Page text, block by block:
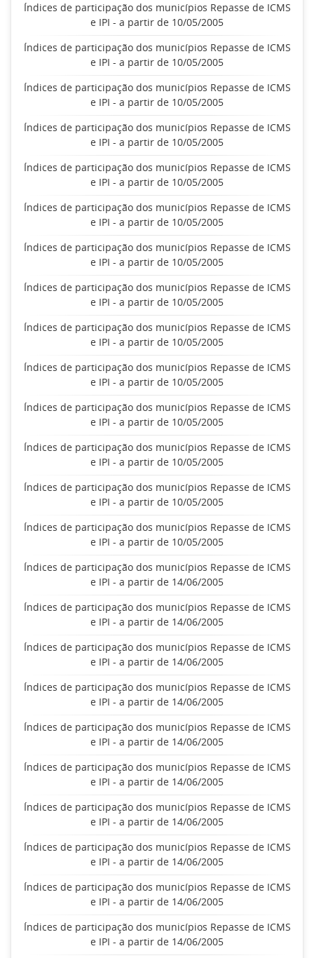
Índices de participação dos municípios Repasse de ICMS
e IPI - a partir de 10/05/2005
Índices de participação dos municípios Repasse de ICMS
e IPI - a partir de 10/05/2005
Índices de participação dos municípios Repasse de ICMS
e IPI - a partir de 10/05/2005
Índices de participação dos municípios Repasse de ICMS
e IPI - a partir de 10/05/2005
Índices de participação dos municípios Repasse de ICMS
e IPI - a partir de 10/05/2005
Índices de participação dos municípios Repasse de ICMS
e IPI - a partir de 10/05/2005
Índices de participação dos municípios Repasse de ICMS
e IPI - a partir de 10/05/2005
Índices de participação dos municípios Repasse de ICMS
e IPI - a partir de 10/05/2005
Índices de participação dos municípios Repasse de ICMS
e IPI - a partir de 10/05/2005
Índices de participação dos municípios Repasse de ICMS
e IPI - a partir de 10/05/2005
Índices de participação dos municípios Repasse de ICMS
e IPI - a partir de 10/05/2005
Índices de participação dos municípios Repasse de ICMS
e IPI - a partir de 10/05/2005
Índices de participação dos municípios Repasse de ICMS
e IPI - a partir de 10/05/2005
Índices de participação dos municípios Repasse de ICMS
e IPI - a partir de 10/05/2005
Índices de participação dos municípios Repasse de ICMS
e IPI - a partir de 14/06/2005
Índices de participação dos municípios Repasse de ICMS
e IPI - a partir de 14/06/2005
Índices de participação dos municípios Repasse de ICMS
e IPI - a partir de 14/06/2005
Índices de participação dos municípios Repasse de ICMS
e IPI - a partir de 14/06/2005
Índices de participação dos municípios Repasse de ICMS
e IPI - a partir de 14/06/2005
Índices de participação dos municípios Repasse de ICMS
e IPI - a partir de 14/06/2005
Índices de participação dos municípios Repasse de ICMS
e IPI - a partir de 14/06/2005
Índices de participação dos municípios Repasse de ICMS
e IPI - a partir de 14/06/2005
Índices de participação dos municípios Repasse de ICMS
e IPI - a partir de 14/06/2005
Índices de participação dos municípios Repasse de ICMS
e IPI - a partir de 14/06/2005